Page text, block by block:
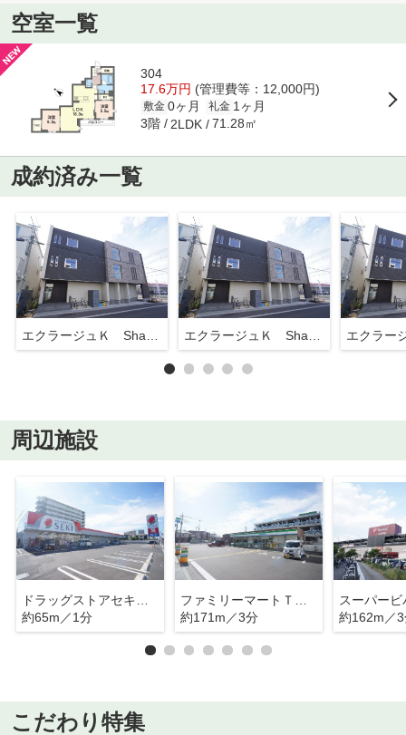
空室一覧
304
17.6万円 (管理費等：12,000円)
敷金 0ヶ月 礼金 1ヶ月
3階 2LDK 71.28㎡
成約済み一覧
エクラージュＫ ShaMaison エクラージュＫ ShaMaison
周辺施設
約65m／1分
約171m／3分
約162m／
こだわり特集